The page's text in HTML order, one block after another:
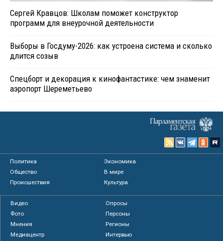
Сергей Кравцов: Школам поможет конструктор
программ для внеурочной деятельности
Выборы в Госдуму-2026: как устроена система и сколько
длится созыв
Спецборт и декорация к кинофантастике: чем знаменит
аэропорт Шереметьево
Политика
Экономика
Общество
В мире
Происшествия
Культура
Видео
Опросы
Фото
Персоны
Мнения
Регионы
Медиацентр
Интервью